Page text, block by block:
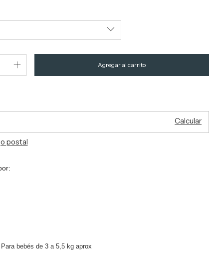
CP:
Calcular
postal
bebés de 3 a 5,5 kg aprox